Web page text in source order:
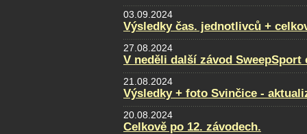
03.09.2024
Výsledky čas. jednotlivců +
27.08.2024
V neděli další závod SweepSport
21.08.2024
Výsledky + foto Svinčice -
20.08.2024
Celkově po 12. závodech.